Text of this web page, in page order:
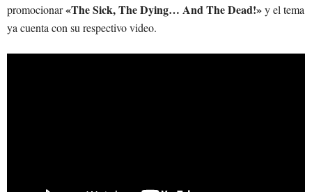
promocionar«The Sick, The Dying… And The Dead!»y el tema
ya cuenta con su respectivo video.